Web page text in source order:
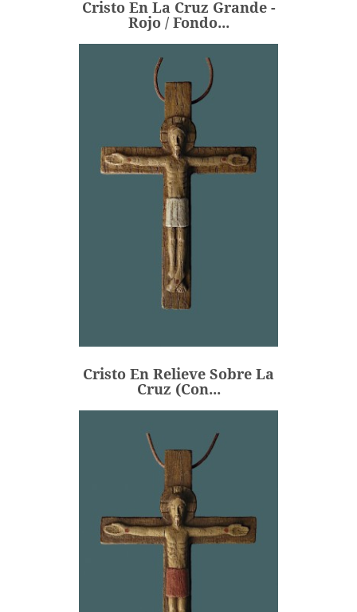
Cristo En La Cruz Grande -
Rojo / Fondo...
AÑADIR
Cristo En Relieve Sobre La
Cruz (con...
Cristo En Relieve Sobre La
Precio
45,00 €
AÑADIR